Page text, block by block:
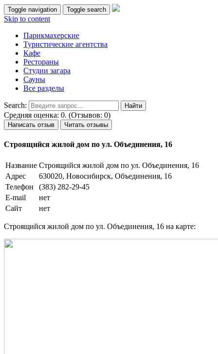
Toggle navigation Toggle search
Skip to content
Парикмахерские
Туристические агентства
Кафе
Рестораны
Студии загара
Сауны
Все разделы
Search:
Средняя оценка: 0. (Отзывов: 0)
Написать отзыв Читать отзывы
Строящийся жилой дом по ул. Объединения, 16
Название Строящийся жилой дом по ул. Объединения, 16
Адрес
630020, Новосибирск, Объединения, 16
Телефон
(383) 282-29-45
E-mail
нет
Сайт
нет
Строящийся жилой дом по ул. Объединения, 16 на карте: